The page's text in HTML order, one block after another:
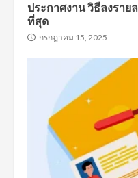
ประกาศงาน วิธีลงราย
ที่สุด
กรกฎาคม 15, 2025